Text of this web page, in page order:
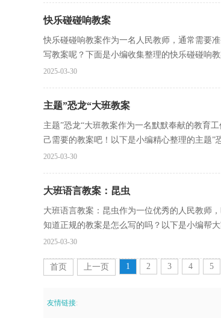
快乐碰碰响教案
快乐碰碰响教案作为一名人民教师，通常需要
写教案呢？下面是小编收集整理的快乐碰碰响
2025-03-30
主题”恐龙“大班教案
主题”恐龙“大班教案作为一名默默奉献的教育
己需要的教案吧！以下是小编精心整理的主题”
2025-03-30
大班语言教案：昆虫
大班语言教案：昆虫作为一位优秀的人民教师
知道正规的教案是怎么写的吗？以下是小编帮
2025-03-30
首页 上一页 1 2 3 4 5
友情链接: